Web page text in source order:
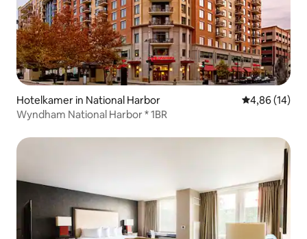
Hotelkamer in National Harbor Gemiddelde
4,86 (14)
Wyndham National Harbor * 1BR